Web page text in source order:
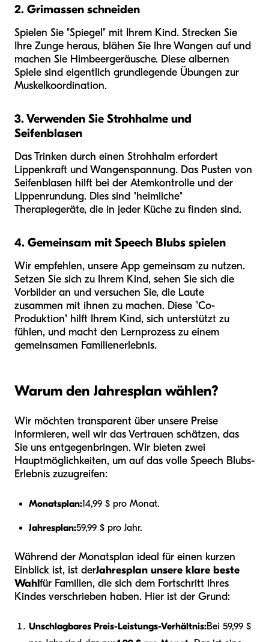
2. Grimassen schneiden
Spielen Sie "Spiegel" mit Ihrem Kind. Strecken Sie
Ihre Zunge heraus, blähen Sie Ihre Wangen auf und
machen Sie Himbeergeräusche. Diese albernen
Spiele sind eigentlich grundlegende Übungen zur
Muskelkoordination.
3. Verwenden Sie Strohhalme und
Seifenblasen
Das Trinken durch einen Strohhalm erfordert
Lippenkraft und Wangenspannung. Das Pusten von
Seifenblasen hilft bei der Atemkontrolle und der
Lippenrundung. Dies sind "heimliche"
Therapiegeräte, die in jeder Küche zu finden sind.
4. Gemeinsam mit Speech Blubs spielen
Wir empfehlen, unsere App gemeinsam zu nutzen.
Setzen Sie sich zu Ihrem Kind, sehen Sie sich die
Vorbilder an und versuchen Sie, die Laute
zusammen mit ihnen zu machen. Diese "Co-
Produktion" hilft Ihrem Kind, sich unterstützt zu
fühlen, und macht den Lernprozess zu einem
gemeinsamen Familienerlebnis.
Warum den Jahresplan wählen?
Wir möchten transparent über unsere Preise
informieren, weil wir das Vertrauen schätzen, das
Sie uns entgegenbringen. Wir bieten zwei
Hauptmöglichkeiten, um auf das volle Speech Blubs-
Erlebnis zuzugreifen:
Monatsplan:14,99 $ pro Monat.
Jahresplan:59,99 $ pro Jahr.
Während der Monatsplan ideal für einen kurzen
Einblick ist, ist derJahresplan unsere klare beste
Wahlfür Familien, die sich dem Fortschritt ihres
Kindes verschrieben haben. Hier ist der Grund:
Unschlagbares Preis-Leistungs-Verhältnis:Bei 59,99 $